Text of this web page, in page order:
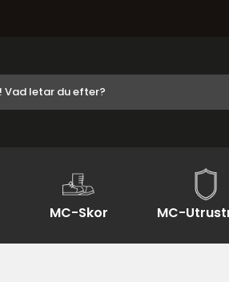
MC-Skor MC-